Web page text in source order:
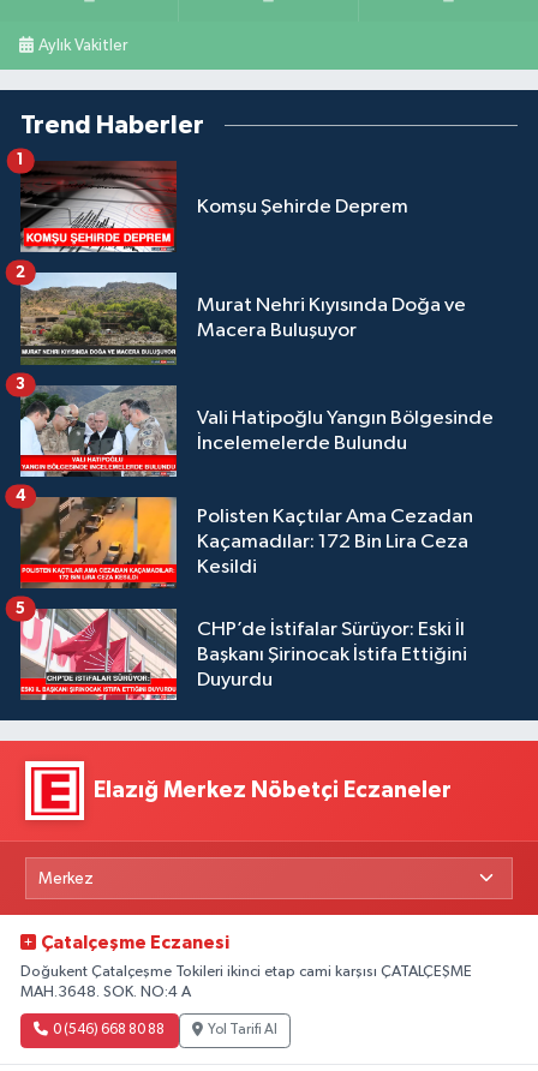
Aylık Vakitler
Trend Haberler
Komşu Şehirde Deprem
1
Murat Nehri Kıyısında Doğa ve
Macera Buluşuyor
2
Vali Hatipoğlu Yangın Bölgesinde
İncelemelerde Bulundu
3
Polisten Kaçtılar Ama Cezadan
Kaçamadılar: 172 Bin Lira Ceza
Kesildi
4
CHP’de İstifalar Sürüyor: Eski İl
Başkanı Şirinocak İstifa Ettiğini
Duyurdu
5
Elazığ Merkez Nöbetçi Eczaneler
Çatalçeşme Eczanesi
Doğukent Çatalçeşme Tokileri ikinci etap cami karşısı ÇATALÇEŞME
MAH.3648. SOK. NO:4 A
0 (546) 668 80 88 Yol Tarifi Al